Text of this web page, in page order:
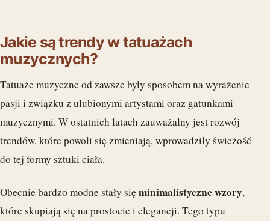
Jakie są trendy w tatuażach
muzycznych?
Tatuaże muzyczne od zawsze były sposobem na wyrażenie
pasji i związku z ulubionymi artystami oraz gatunkami
muzycznymi. W ostatnich latach zauważalny jest rozwój
trendów, które powoli się zmieniają, wprowadziły świeżość
do tej formy sztuki ciała.
Obecnie bardzo modne stały się minimalistyczne wzory,
które skupiają się na prostocie i elegancji. Tego typu